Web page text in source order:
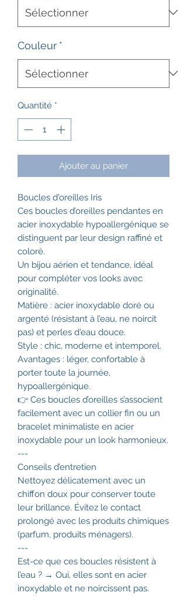
Couleur *
Quantité *
Ajouter au panier
Boucles d'oreilles Iris
Ces boucles d’oreilles pendantes en
acier inoxydable hypoallergénique se
distinguent par leur design raffiné et
coloré.
Un bijou aérien et tendance, idéal
pour compléter vos looks avec
originalité.
Matière : acier inoxydable doré ou
argenté (résistant à l’eau, ne noircit
pas) et perles d'eau douce.
Style : chic, moderne et intemporel.
Avantages : léger, confortable à
porter toute la journée,
hypoallergénique.
👉 Ces boucles d’oreilles s’associent
facilement avec un collier fin ou un
bracelet minimaliste en acier
inoxydable pour un look harmonieux.
---
Conseils d’entretien
Nettoyez délicatement avec un
chiffon doux pour conserver toute
leur brillance. Évitez le contact
prolongé avec les produits chimiques
(parfum, produits ménagers).
---
Est-ce que ces boucles résistent à
l’eau ? → Oui, elles sont en acier
inoxydable et ne noircissent pas.